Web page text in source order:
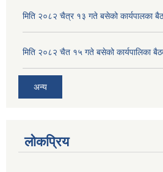
मिति २०८२ चैत्र १३ गते बसेको कार्यपालका
मिति २०८२ चैत १५ गते बसेको कार्यपालिका
अन्य
लोकप्रिय